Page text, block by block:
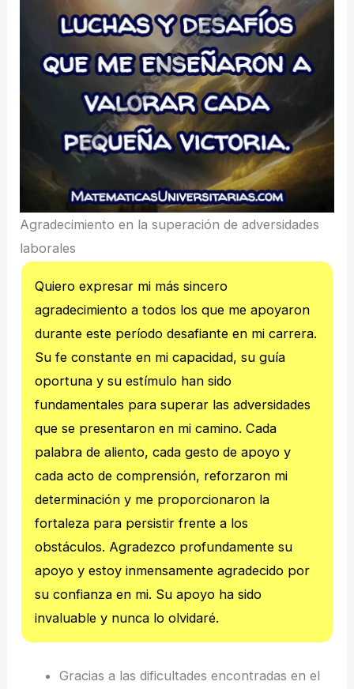
Agradecimiento en la superación de adversidades
laborales
Quiero expresar mi más sincero
agradecimiento a todos los que me apoyaron
durante este período desafiante en mi carrera.
Su fe constante en mi capacidad, su guía
oportuna y su estímulo han sido
fundamentales para superar las adversidades
que se presentaron en mi camino. Cada
palabra de aliento, cada gesto de apoyo y
cada acto de comprensión, reforzaron mi
determinación y me proporcionaron la
fortaleza para persistir frente a los
obstáculos. Agradezco profundamente su
apoyo y estoy inmensamente agradecido por
su confianza en mi. Su apoyo ha sido
invaluable y nunca lo olvidaré.
Gracias a las dificultades encontradas en el